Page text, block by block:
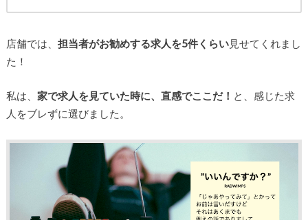
店舗では、 担当者がお勧めする求人を5件くらい見せてくれまし
た！
私は、 家で求人を見ていた時に、直感でここだ！ と、感じた求
人をブレずに選びました。